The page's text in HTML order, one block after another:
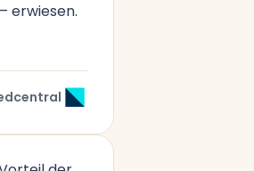
erwiesen.